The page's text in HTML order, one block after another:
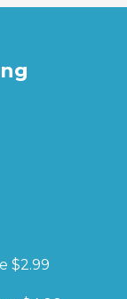
$2.99